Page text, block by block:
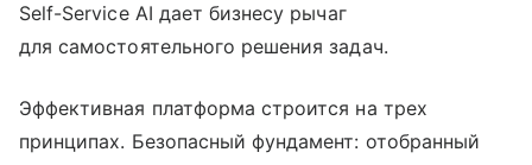
Self-Service AI дает бизнесу рычаг
для самостоятельного решения задач.
Эффективная платформа строится на трех
принципах. Безопасный фундамент: отобранный